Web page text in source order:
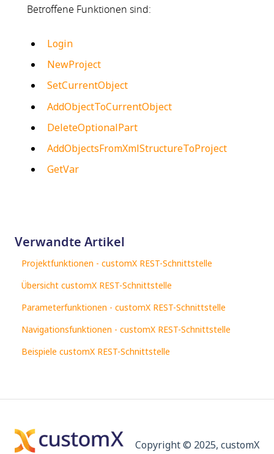
Betroffene Funktionen sind:
Login
NewProject
SetCurrentObject
AddObjectToCurrentObject
DeleteOptionalPart
AddObjectsFromXmlStructureToProject
GetVar
Verwandte Artikel
Projektfunktionen - customX REST-Schnittstelle
Übersicht customX REST-Schnittstelle
Parameterfunktionen - customX REST-Schnittstelle
Navigationsfunktionen - customX REST-Schnittstelle
Beispiele customX REST-Schnittstelle
Copyright © 2025, customX